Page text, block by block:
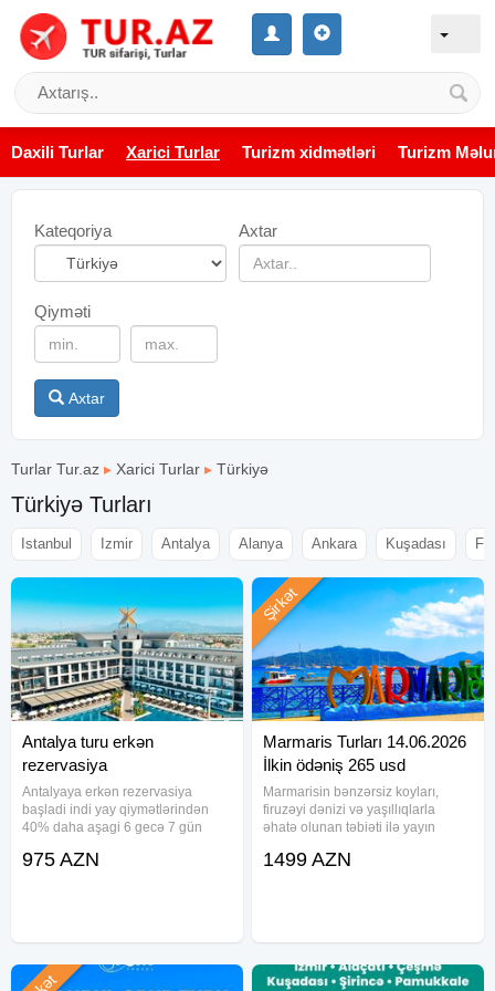
Daxili Turlar Xarici Turlar Turizm xidmətləri Turizm
Kateqoriya Axtar
Qiyməti
Axtar
Turlar Tur.az ▸ Xarici Turlar ▸ Türkiyə
Türkiyə Turları
Istanbul Izmir Antalya Alanya Ankara Kuşadası
Antalya turu erkən
rezervasiya
Antalyaya erkən rezervasiya
başladi indi yay qiymətlərindən
40% daha aşagi 6 gecə 7 gün
azn KOLIBRI HOTEL 3*-980 azn
975 AZN
Marmaris Turları 14.06.2026
İlkin ödəniş 265 usd
Marmarisin bənzərsiz koyları,
firuzəyi dənizi və yaşıllıqlarla
əhatə olunan təbiəti ilə yayın
tarixi : 14.06.2026 – 21.06.2026 | 7
Şirkət
1499 AZN